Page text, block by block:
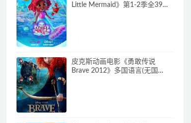
Little Mermaid》第1-2季全39集
皮克斯动画电影《勇敢传说
Brave 2012》多国语言(无国